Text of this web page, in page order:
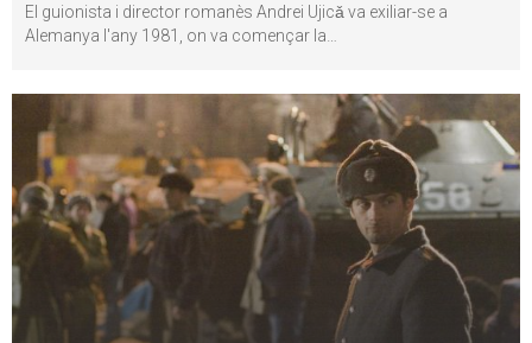
El guionista i director romanès Andrei Ujicǎ va exiliar-se a
Alemanya l'any 1981, on va començar la